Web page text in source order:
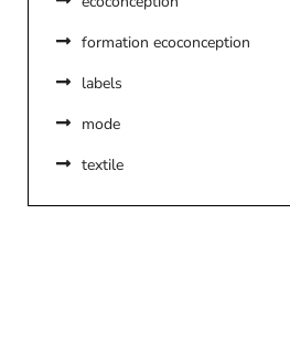
formation ecoconception
labels
mode
textile